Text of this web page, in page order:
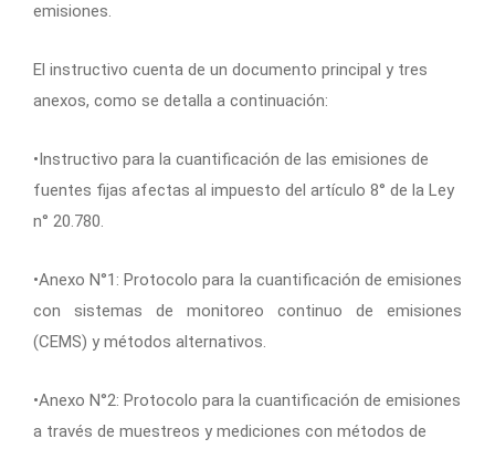
emisiones.
El instructivo cuenta de un documento principal y tres
anexos, como se detalla a continuación:
•Instructivo para la cuantificación de las emisiones de
fuentes fijas afectas al impuesto del artículo 8° de la Ley
n° 20.780.
•Anexo N°1: Protocolo para la cuantificación de emisiones
con sistemas de monitoreo continuo de emisiones
(CEMS) y métodos alternativos.
•Anexo N°2: Protocolo para la cuantificación de emisiones
a través de muestreos y mediciones con métodos de